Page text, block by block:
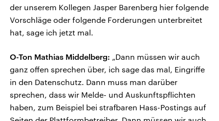
der unserem Kollegen Jasper Barenberg hier folgende
Vorschläge oder folgende Forderungen unterbreitet
hat, sage ich jetzt mal.
O-Ton Mathias Middelberg: „Dann müssen wir auch
ganz offen sprechen über, ich sage das mal, Eingriffe
in den Datenschutz. Dann muss man darüber
sprechen, dass wir Melde- und Auskunftspflichten
haben, zum Beispiel bei strafbaren Hass-Postings auf